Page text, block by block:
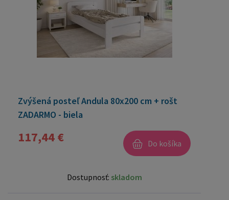
Zvýšená posteľ Andula 80x200 cm + rošt
ZADARMO - biela
117,44 € Do košíka
Dostupnosť: skladom